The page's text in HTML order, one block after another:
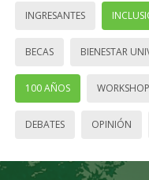
INGRESANTES
BECAS BIENESTAR
100 AÑOS WORKSHOP
DEBATES OPINIÓN